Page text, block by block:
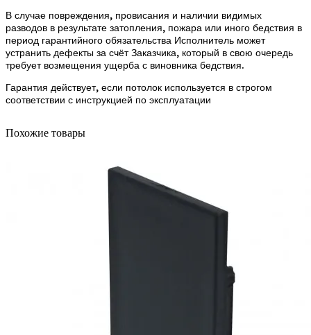
В случае повреждения, провисания и наличии видимых
разводов в результате затопления, пожара или иного бедствия в
период гарантийного обязательства Исполнитель может
устранить дефекты за счёт Заказчика, который в свою очередь
требует возмещения ущерба с виновника бедствия.
Гарантия действует, если потолок используется в строгом
соответствии с инструкцией по эксплуатации
Похожие товары